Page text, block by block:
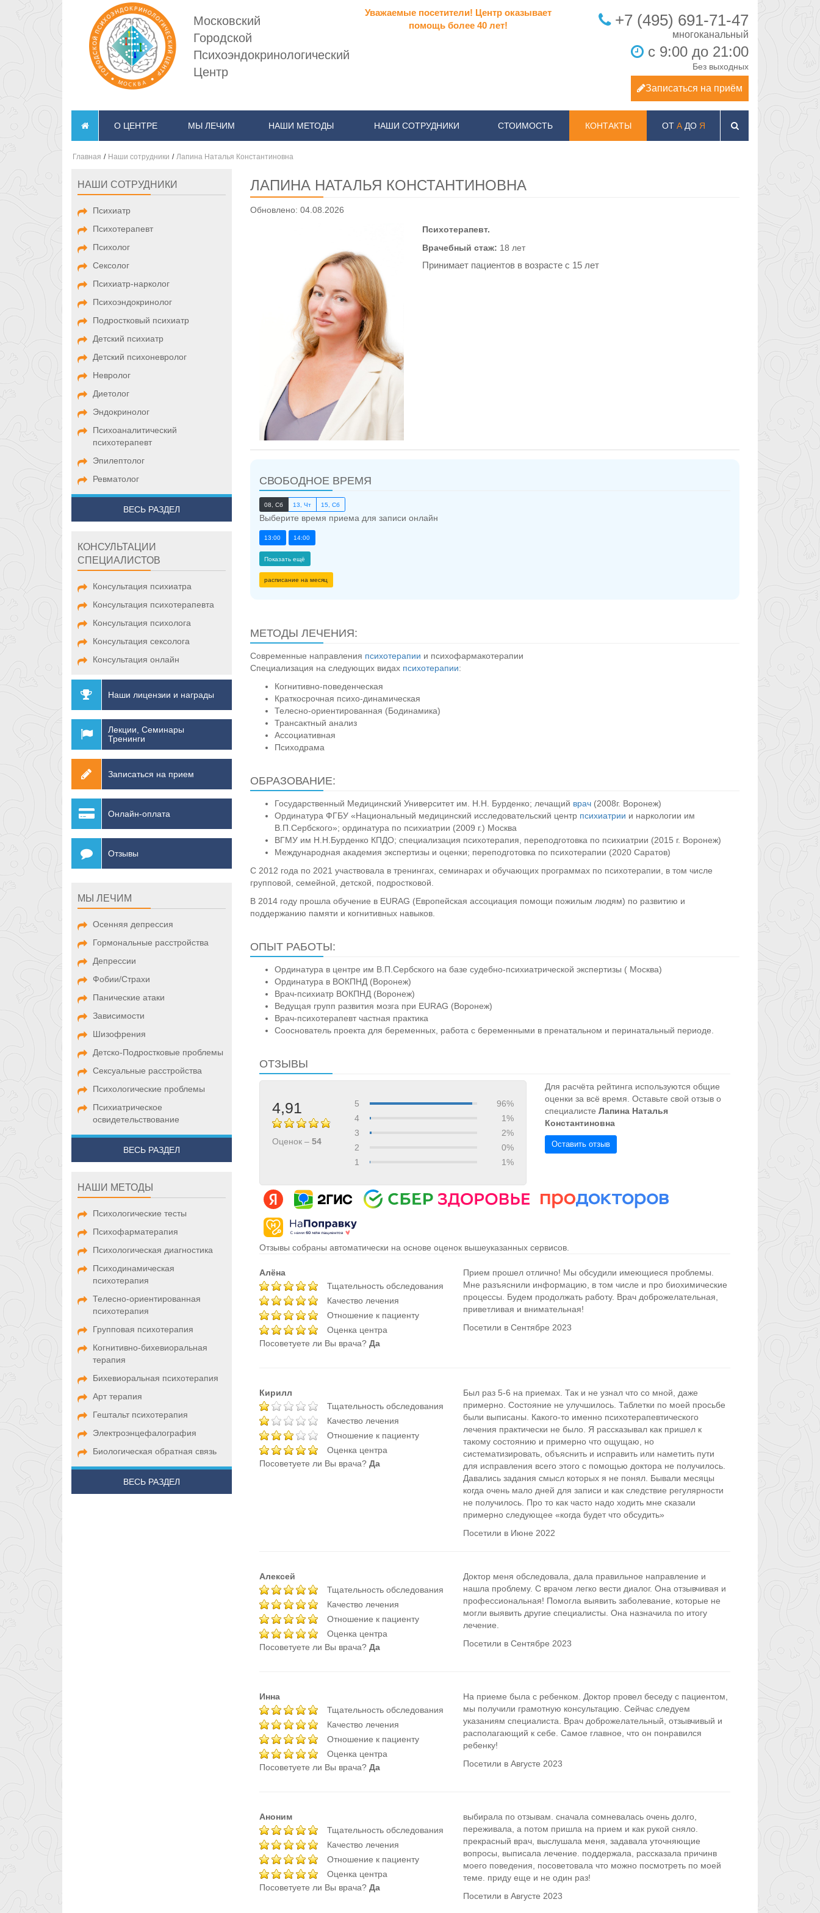
Московский
Городской
Психоэндокринологический
Центр
Уважаемые посетители! Центр оказывает
помощь более 40 лет!
+7 (495) 691-71-47
с 9:00 до 21:00
Без выходных
Записаться на приём
О ЦЕНТРЕ МЫ ЛЕЧИМ НАШИ МЕТОДЫ НАШИ СОТРУДНИКИ СТОИМОСТЬ КОНТАКТЫ ОТ АДО Я
Главная / Наши сотрудники / Лапина Наталья Константиновна
НАШИ СОТРУДНИКИ
Психиатр
Психотерапевт
Психолог
Сексолог
Психиатр-нарколог
Психоэндокринолог
Подростковый психиатр
Детский психиатр
Детский психоневролог
Невролог
Диетолог
Эндокринолог
Психоаналитический
психотерапевт
Эпилептолог
Ревматолог
ВЕСЬ РАЗДЕЛ
КОНСУЛЬТАЦИИ
СПЕЦИАЛИСТОВ
Консультация психиатра
Консультация психотерапевта
Консультация психолога
Консультация сексолога
Консультация онлайн
Наши лицензии и награды
Лекции, Семинары
Тренинги
Записаться на прием
Онлайн-оплата
Отзывы
МЫ ЛЕЧИМ
Осенняя депрессия
Гормональные расстройства
Депрессии
Фобии/Страхи
Панические атаки
Зависимости
Шизофрения
Детско-Подростковые проблемы
Сексуальные расстройства
Психологические проблемы
Психиатрическое
освидетельствование
ВЕСЬ РАЗДЕЛ
НАШИ МЕТОДЫ
Психологические тесты
Психофарматерапия
Психологическая диагностика
Психодинамическая
психотерапия
Телесно-ориентированная
психотерапия
Групповая психотерапия
Когнитивно-бихевиоральная
терапия
Бихевиоральная психотерапия
Арт терапия
Гештальт психотерапия
Электроэнцефалография
Биологическая обратная связь
ВЕСЬ РАЗДЕЛ
ЛАПИНА НАТАЛЬЯ КОНСТАНТИНОВНА
Обновлено: 04.08.2026
Психотерапевт.
Врачебный стаж: 18 лет
Принимает пациентов в возрасте c 15 лет
СВОБОДНОЕ ВРЕМЯ
08, Сб 13, Чт 15, Сб
Выберите время приема для записи онлайн
13:00 14:00
Показать ещё
расписание на месяц
МЕТОДЫ ЛЕЧЕНИЯ:
Современные направления психотерапии и психофармакотерапии
Специализация на следующих видах психотерапии:
Когнитивно-поведенческая
Краткосрочная психо-динамическая
Телесно-ориентированная (Бодинамика)
Трансактный анализ
Ассоциативная
Психодрама
ОБРАЗОВАНИЕ:
Государственный Медицинский Университет им. Н.Н. Бурденко; лечащий врач(2008г. Воронеж)
Ординатура ФГБУ «Национальный медицинский исследовательский центр психиатрии и наркологии им
В.П.Сербского»; ординатура по психиатрии (2009 г.) Москва
ВГМУ им Н.Н.Бурденко КПДО; специализация психотерапия, переподготовка по психиатрии (2015 г. Воронеж)
Международная академия экспертизы и оценки; переподготовка по психотерапии (2020 Саратов)
С 2012 года по 2021 участвовала в тренингах, семинарах и обучающих программах по психотерапии, в том числе
групповой, семейной, детской, подростковой.
В 2014 году прошла обучение в EURAG (Европейская ассоциация помощи пожилым людям) по развитию и
поддержанию памяти и когнитивных навыков.
ОПЫТ РАБОТЫ:
Ординатура в центре им В.П.Сербского на базе судебно-психиатрической экспертизы ( Москва)
Ординатура в ВОКПНД (Воронеж)
Врач-психиатр ВОКПНД (Воронеж)
Ведущая групп развития мозга при EURAG (Воронеж)
Врач-психотерапевт частная практика
Сооснователь проекта для беременных, работа с беременными в пренатальном и перинатальный периоде.
ОТЗЫВЫ
4,91
Оценок – 54
5
96%
4
1%
3
2%
2
0%
1
1%
Для расчёта рейтинга используются общие
оценки за всё время. Оставьте свой отзыв о
специалисте Лапина Наталья
Константиновна
Оставить отзыв
Отзывы собраны автоматически на основе оценок вышеуказанных сервисов.
Алёна
Тщательность обследования
Качество лечения
Отношение к пациенту
Оценка центра
Посоветуете ли Вы врача? Да
Прием прошел отлично! Мы обсудили имеющиеся проблемы.
Мне разъяснили информацию, в том числе и про биохимические
процессы. Будем продолжать работу. Врач доброжелательная,
приветливая и внимательная!
Посетили в Сентябре 2023
Кирилл
Тщательность обследования
Качество лечения
Отношение к пациенту
Оценка центра
Посоветуете ли Вы врача? Да
Был раз 5-6 на приемах. Так и не узнал что со мной, даже
примерно. Состояние не улучшилось. Таблетки по моей просьбе
были выписаны. Какого-то именно психотерапевтического
лечения практически не было. Я рассказывал как пришел к
такому состоянию и примерно что ощущаю, но
систематизировать, объяснить и исправить или наметить пути
для исправления всего этого с помощью доктора не получилось.
Давались задания смысл которых я не понял. Бывали месяцы
когда очень мало дней для записи и как следствие регулярности
не получилось. Про то как часто надо ходить мне сказали
примерно следующее «когда будет что обсудить»
Посетили в Июне 2022
Алексей
Тщательность обследования
Качество лечения
Отношение к пациенту
Оценка центра
Посоветуете ли Вы врача? Да
Доктор меня обследовала, дала правильное направление и
нашла проблему. С врачом легко вести диалог. Она отзывчивая и
профессиональная! Помогла выявить заболевание, которые не
могли выявить другие специалисты. Она назначила по итогу
лечение.
Посетили в Сентябре 2023
Инна
Тщательность обследования
Качество лечения
Отношение к пациенту
Оценка центра
Посоветуете ли Вы врача? Да
На приеме была с ребенком. Доктор провел беседу с пациентом,
мы получили грамотную консультацию. Сейчас следуем
указаниям специалиста. Врач доброжелательный, отзывчивый и
располагающий к себе. Самое главное, что он понравился
ребенку!
Посетили в Августе 2023
Аноним
Тщательность обследования
Качество лечения
Отношение к пациенту
Оценка центра
Посоветуете ли Вы врача? Да
выбирала по отзывам. сначала сомневалась очень долго,
переживала, а потом пришла на прием и как рукой сняло.
прекрасный врач, выслушала меня, задавала уточняющие
вопросы, выписала лечение. поддержала, рассказала причинв
моего поведения, посоветовала что можно посмотреть по моей
теме. приду еще и не один раз!
Посетили в Августе 2023